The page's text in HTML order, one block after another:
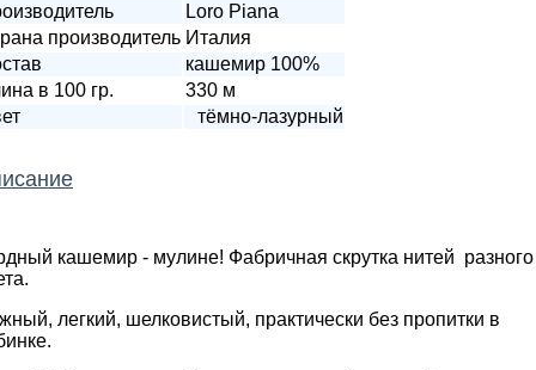
Loro Piana
производитель Италия
кашемир 100%
в 100 гр.
330 м
тёмно-лазурный
кашемир - мулине! Фабричная скрутка нитей разного
легкий, шелковистый, практически без пропитки в